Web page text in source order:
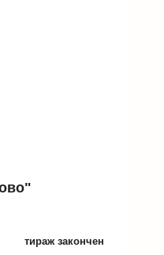
тираж закончен